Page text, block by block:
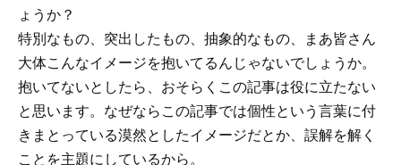
ょうか？
特別なもの、突出したもの、抽象的なもの、まあ皆さん
大体こんなイメージを抱いてるんじゃないでしょうか。
抱いてないとしたら、おそらくこの記事は役に立たない
と思います。なぜならこの記事では個性という言葉に付
きまとっている漠然としたイメージだとか、誤解を解く
ことを主題にしているから。